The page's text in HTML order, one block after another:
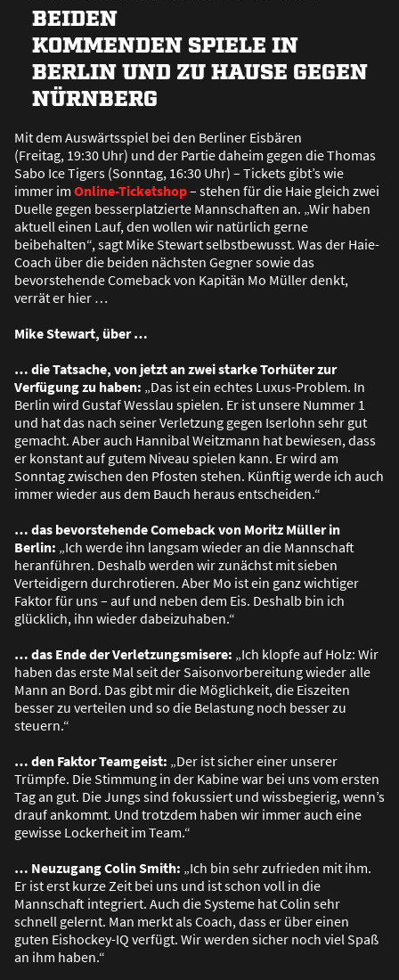
BEIDEN
KOMMENDEN SPIELE IN
BERLIN UND ZU HAUSE GEGEN
NÜRNBERG
Mit dem Auswärtsspiel bei den Berliner Eisbären
(Freitag, 19:30 Uhr) und der Partie daheim gegen die Thomas
Sabo Ice Tigers (Sonntag, 16:30 Uhr) – Tickets gibt’s wie
immer im Online-Ticketshop– stehen für die Haie gleich zwei
Duelle gegen besserplatzierte Mannschaften an. „Wir haben
aktuell einen Lauf, den wollen wir natürlich gerne
beibehalten“, sagt Mike Stewart selbstbewusst. Was der Haie-
Coach über die beiden nächsten Gegner sowie das
bevorstehende Comeback von Kapitän Mo Müller denkt,
verrät er hier …
Mike Stewart, über …
… die Tatsache, von jetzt an zwei starke Torhüter zur
Verfügung zu haben: „Das ist ein echtes Luxus-Problem. In
Berlin wird Gustaf Wesslau spielen. Er ist unsere Nummer 1
und hat das nach seiner Verletzung gegen Iserlohn sehr gut
gemacht. Aber auch Hannibal Weitzmann hat bewiesen, dass
er konstant auf gutem Niveau spielen kann. Er wird am
Sonntag zwischen den Pfosten stehen. Künftig werde ich auch
immer wieder aus dem Bauch heraus entscheiden.“
… das bevorstehende Comeback von Moritz Müller in
Berlin: „Ich werde ihn langsam wieder an die Mannschaft
heranführen. Deshalb werden wir zunächst mit sieben
Verteidigern durchrotieren. Aber Mo ist ein ganz wichtiger
Faktor für uns – auf und neben dem Eis. Deshalb bin ich
glücklich, ihn wieder dabeizuhaben.“
… das Ende der Verletzungsmisere: „Ich klopfe auf Holz: Wir
haben das erste Mal seit der Saisonvorbereitung wieder alle
Mann an Bord. Das gibt mir die Möglichkeit, die Eiszeiten
besser zu verteilen und so die Belastung noch besser zu
steuern.“
… den Faktor Teamgeist: „Der ist sicher einer unserer
Trümpfe. Die Stimmung in der Kabine war bei uns vom ersten
Tag an gut. Die Jungs sind fokussiert und wissbegierig, wenn’s
drauf ankommt. Und trotzdem haben wir immer auch eine
gewisse Lockerheit im Team.“
… Neuzugang Colin Smith: „Ich bin sehr zufrieden mit ihm.
Er ist erst kurze Zeit bei uns und ist schon voll in die
Mannschaft integriert. Auch die Systeme hat Colin sehr
schnell gelernt. Man merkt als Coach, dass er über einen
guten Eishockey-IQ verfügt. Wir werden sicher noch viel Spaß
an ihm haben.“